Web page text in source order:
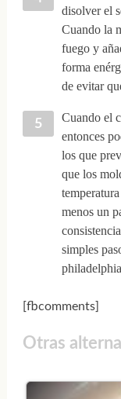
disolver el
Cuando la
fuego y
forma
de evitar
Cuando el
entonces
los que
que los
menos un
simples
[fbcomments]
Otras